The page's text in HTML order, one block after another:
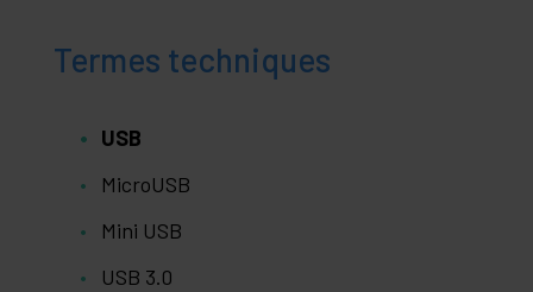
Termes techniques
USB
MicroUSB
Mini USB
USB 3.0